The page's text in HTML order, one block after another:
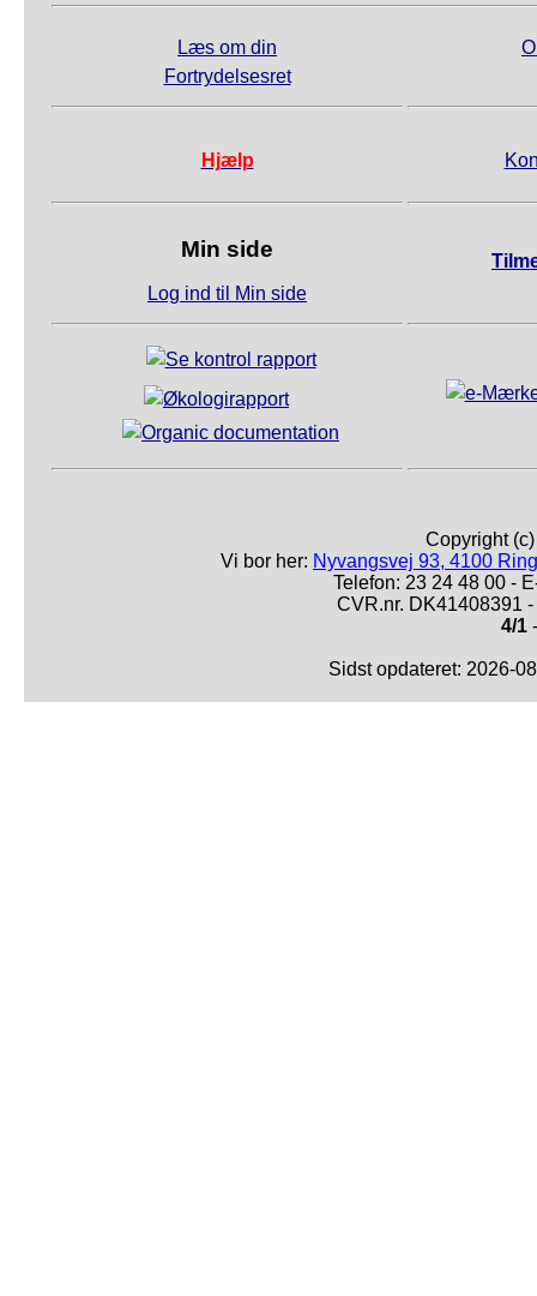
Læs om din
Fortrydelsesret
Hjælp
Min side
Log ind til Min side
Copyright
Vi bor her: Nyvangsvej 93, 4100
Telefon: 23 24 48 00 -
CVR.nr. DK41408391
4/1
Sidst opdateret: 2026-